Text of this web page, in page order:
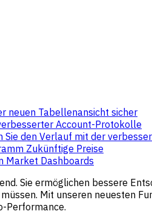
neuen Tabellenansicht sicher
Account-Protokolle
den Verlauf mit der
Zukünftige Preise
Market Dashboards
Sie ermöglichen bessere
Mit unseren neuesten
Performance.